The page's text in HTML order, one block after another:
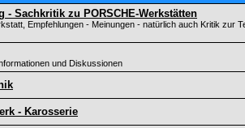
- Sachkritik zu PORSCHE-Werkstätten
Empfehlungen - Meinungen - natürlich auch Kritik zur
und Diskussionen
- Karosserie